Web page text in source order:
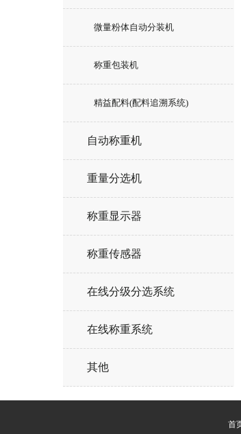
微量粉体自动分装机
称重包装机
精益配料(配料追溯系统)
自动称重机
重量分选机
称重显示器
称重传感器
在线分级分选系统
在线称重系统
其他
首